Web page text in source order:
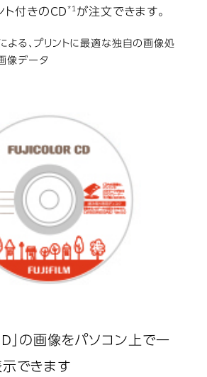
ト付きのCD *1 が注文できます。
る、プリントに最適な独自の画像処
像データ
」の画像をパソコン上で一
できます